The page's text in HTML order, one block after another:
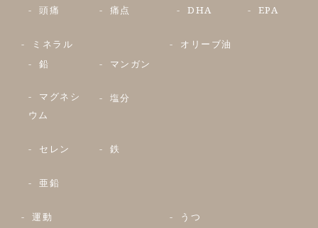
頭痛
痛点
DHA
EPA
ミネラル
鉛
マンガン
マグネシ
ウム
塩分
セレン 鉄
亜鉛
オリーブ油
運動 うつ